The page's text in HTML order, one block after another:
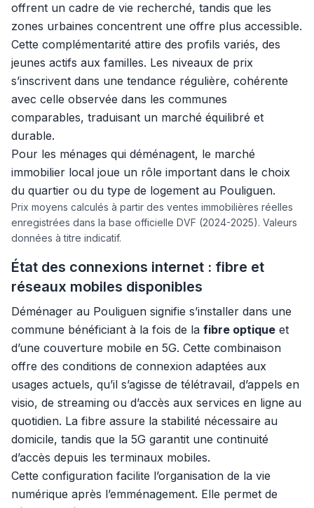
offrent un cadre de vie recherché, tandis que les
zones urbaines concentrent une offre plus accessible.
Cette complémentarité attire des profils variés, des
jeunes actifs aux familles. Les niveaux de prix
s’inscrivent dans une tendance régulière, cohérente
avec celle observée dans les communes
comparables, traduisant un marché équilibré et
durable.
Pour les ménages qui déménagent, le marché
immobilier local joue un rôle important dans le choix
du quartier ou du type de logement au Pouliguen.
Prix moyens calculés à partir des ventes immobilières réelles
enregistrées dans la base officielle DVF (2024-2025). Valeurs
données à titre indicatif.
État des connexions internet : fibre et
réseaux mobiles disponibles
Déménager au Pouliguen signifie s’installer dans une
commune bénéficiant à la fois de la fibre optique et
d’une couverture mobile en 5G. Cette combinaison
offre des conditions de connexion adaptées aux
usages actuels, qu’il s’agisse de télétravail, d’appels en
visio, de streaming ou d’accès aux services en ligne au
quotidien. La fibre assure la stabilité nécessaire au
domicile, tandis que la 5G garantit une continuité
d’accès depuis les terminaux mobiles.
Cette configuration facilite l’organisation de la vie
numérique après l’emménagement. Elle permet de